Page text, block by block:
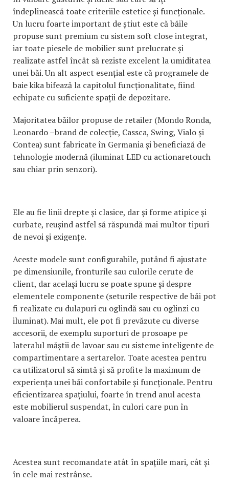
îndeplinească toate criteriile estetice și funcționale.
Un lucru foarte important de știut este că băile
propuse sunt premium cu sistem soft close integrat,
iar toate piesele de mobilier sunt prelucrate și
realizate astfel încât să reziste excelent la umiditatea
unei băi. Un alt aspect esențial este că programele de
baie kika bifează la capitolul funcționalitate, fiind
echipate cu suficiente spații de depozitare.
Majoritatea băilor propuse de retailer (Mondo Ronda,
Leonardo –brand de colecție, Cassca, Swing, Vialo și
Contea) sunt fabricate în Germania și beneficiază de
tehnologie modernă (iluminat LED cu actionaretouch
sau chiar prin senzori).
Ele au fie linii drepte și clasice, dar și forme atipice și
curbate, reușind astfel să răspundă mai multor tipuri
de nevoi și exigențe.
Aceste modele sunt configurabile, putând fi ajustate
pe dimensiunile, fronturile sau culorile cerute de
client, dar același lucru se poate spune și despre
elementele componente (seturile respective de băi pot
fi realizate cu dulapuri cu oglindă sau cu oglinzi cu
iluminat). Mai mult, ele pot fi prevăzute cu diverse
accesorii, de exemplu suporturi de prosoape pe
lateralul măștii de lavoar sau cu sisteme inteligente de
compartimentare a sertarelor. Toate acestea pentru
ca utilizatorul să simtă și să profite la maximum de
experiența unei băi confortabile și funcționale. Pentru
eficientizarea spațiului, foarte în trend anul acesta
este mobilierul suspendat, în culori care pun în
valoare încăperea.
Acestea sunt recomandate atât în spațiile mari, cât și
în cele mai restrânse.